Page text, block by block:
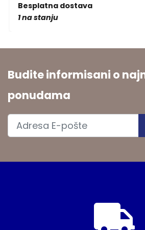
Besplatna dostava
1 na stanju
Budite informisani o
ponudama